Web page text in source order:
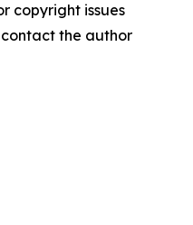
copyright issues
the author